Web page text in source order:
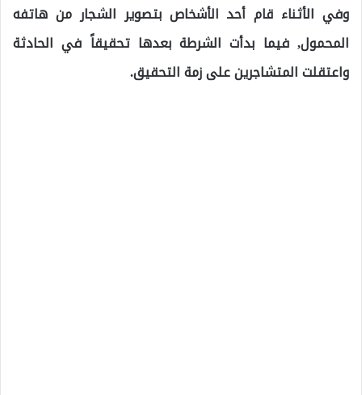
وفي الأثناء قام أحد الأشخاص بتصوير الشجار من هاتفه
المحمول, فيما بدأت الشرطة بعدها تحقيقاً في الحادثة
واعتقلت المتشاجرين على زمة التحقيق.